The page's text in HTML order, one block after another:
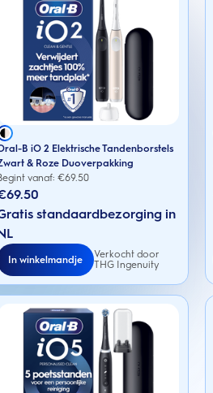
B iO 2 Elektrische Tandenborstels
& Roze Duoverpakking
vanaf: €69.50
standaardbezorging in
In winkelmandje
Verkocht door
THG Ingenuity